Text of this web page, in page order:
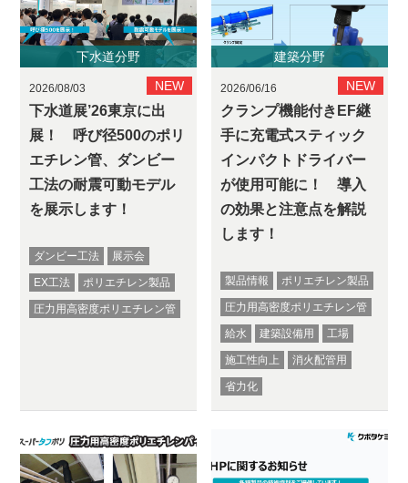
下水道分野
2026/08/03
下水道展’26東京に出
展！ 呼び径500のポリ
エチレン管、ダンビー
工法の耐震可動モデル
を展示します！
ダンビー工法 展示会
EX工法 ポリエチレン製品
圧力用高密度ポリエチレン管
建築分野
2026/06/16
クランプ機能付きEF継
手に充電式スティック
インパクトドライバー
が使用可能に！ 導入
の効果と注意点を解説
します！
製品情報 ポリエチレン製品
圧力用高密度ポリエチレン管
給水 建築設備用 工場
施工性向上 消火配管用
省力化